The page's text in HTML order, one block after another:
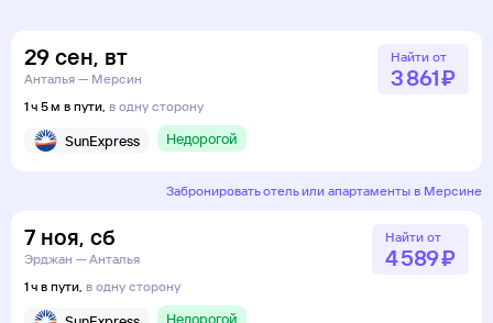
29 сен, вт
Анталья — Мерсин
1 ч 5 м в пути, в одну сторону
SunExpress Недорогой
Найти от
3 ⁠861 ⁠₽
Забронировать отель или апартаменты в Мерсине
7 ноя, сб
Эрджан — Анталья
1 ч в пути, в одну сторону
Недорогой
Найти от
4 ⁠589 ⁠₽